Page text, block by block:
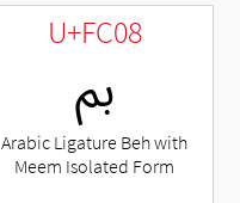
U+FC08
ﰈ
Arabic Ligature Beh with
Meem Isolated Form